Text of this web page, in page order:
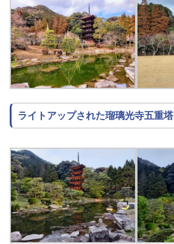
ライトアップされた瑠璃光寺五重塔